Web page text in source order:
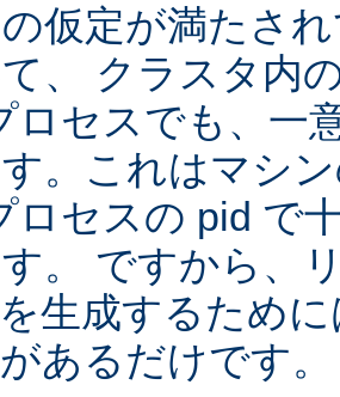
仮定が満たさ
、 クラスタ内
ロセスでも、一
。これはマシ
ロセスの pid で
。 ですから、
生成するため
あるだけです。